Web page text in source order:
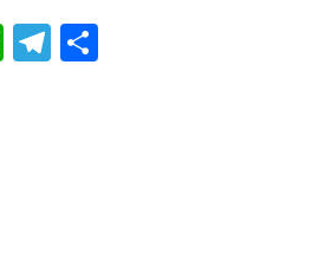
WhatsApp
Telegram